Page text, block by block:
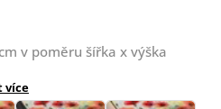
v poměru šířka x výška
více